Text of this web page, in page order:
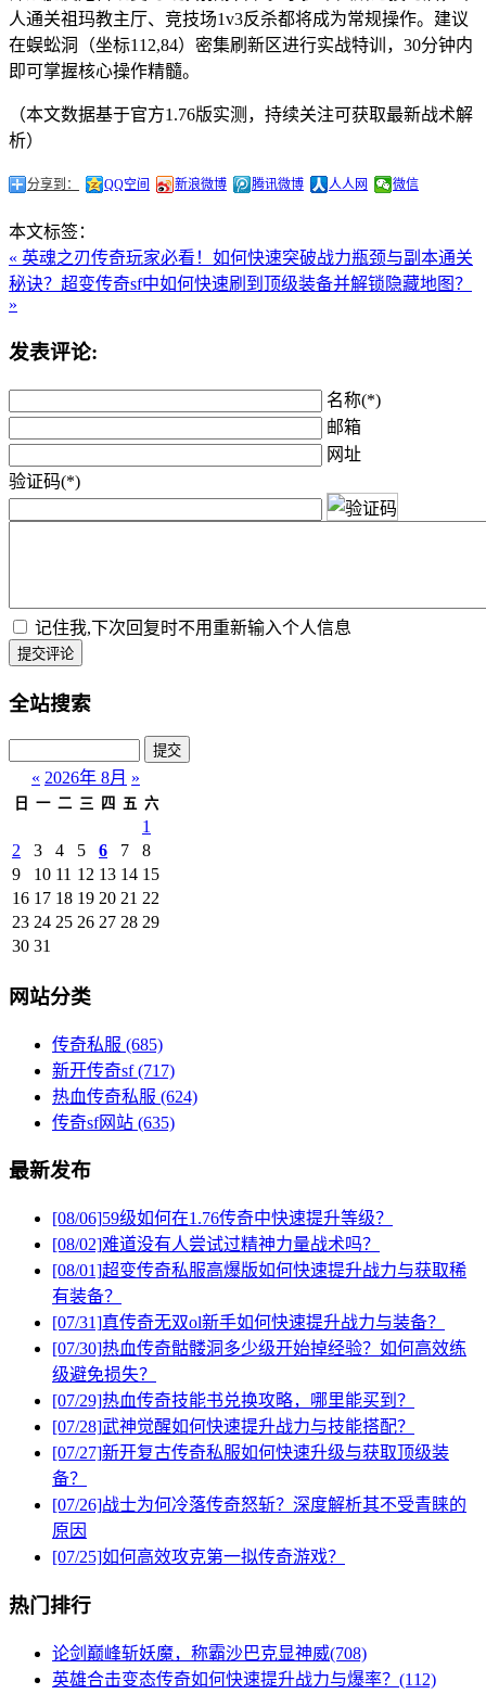
人通关祖玛教主厅、竞技场1v3反杀都将成为常规操作。建议
在蜈蚣洞（坐标112,84）密集刷新区进行实战特训，30分钟内
即可掌握核心操作精髓。
（本文数据基于官方1.76版实测，持续关注可获取最新战术解
析）
分享到： QQ空间 新浪微博 腾讯微博 人人网 微信
本文标签：
« 英魂之刃传奇玩家必看！如何快速突破战力瓶颈与副本通关
秘诀？ 超变传奇sf中如何快速刷到顶级装备并解锁隐藏地图？
»
发表评论:
名称(*)
邮箱
网址
验证码(*)
记住我,下次回复时不用重新输入个人信息
提交评论
全站搜索
« 2026年 8月 »
日 一 二 三 四 五 六
1
2
3 4 5 6 7
8
9
10 11 12 13 14 15
16 17 18 19 20 21 22
23 24 25 26 27 28 29
30 31
网站分类
传奇私服 (685)
新开传奇sf(717)
热血传奇私服 (624)
传奇sf网站 (635)
最新发布
[08/06]59级如何在1.76传奇中快速提升等级？
[08/02]难道没有人尝试过精神力量战术吗？
[08/01]超变传奇私服高爆版如何快速提升战力与获取稀
有装备？
[07/31]真传奇无双ol新手如何快速提升战力与装备？
[07/30]热血传奇骷髅洞多少级开始掉经验？如何高效练
级避免损失？
[07/29]热血传奇技能书兑换攻略，哪里能买到？
[07/28]武神觉醒如何快速提升战力与技能搭配？
[07/27]新开复古传奇私服如何快速升级与获取顶级装
备？
[07/26]战士为何冷落传奇怒斩？深度解析其不受青睐的
原因
[07/25]如何高效攻克第一拟传奇游戏？
热门排行
论剑巅峰斩妖魔，称霸沙巴克显神威(708)
英雄合击变态传奇如何快速提升战力与爆率？(112)